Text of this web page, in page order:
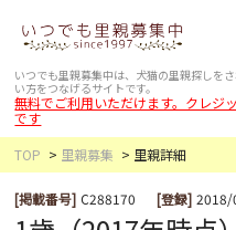
いつでも里親募集中は、犬猫の里親探しを
い方をつなげるサイトです。
無料でご利用いただけます。クレジ
です
TOP
里親募集 里親詳細
[掲載番号] C288170 [登録] 2018/